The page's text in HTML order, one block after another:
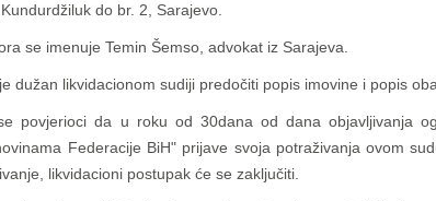
do br. 2, Sarajevo.
se imenuje Temin Šemso, advokat iz Sarajeva.
dužan likvidacionom sudiji predočiti popis imovine i popis
povjerioci da u roku od 30dana od dana objavljivanja
Federacije BiH" prijave svoja potraživanja ovom
likvidacioni postupak će se zaključiti.